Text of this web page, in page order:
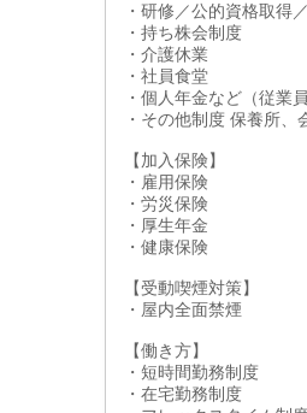
・研修／公的資格取得
・持ち株会制度
・介護休業
・社員食堂
・個人年金など（従業
・その他制度 保養所
【加入保険】
・雇用保険
・労災保険
・厚生年金
・健康保険
【受動喫煙対策】
・屋内全面禁煙
【働き方】
・短時間勤務制度
・在宅勤務制度